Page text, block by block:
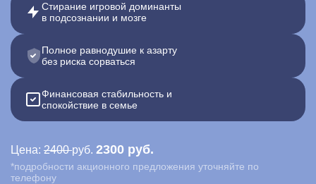
Акции и скидки
Вопрос-ответ
Вызвать врача на дом
Стирание игровой доминанты
в подсознании и мозге
Полное равнодушие к азарту
без риска сорваться
Финансовая стабильность и
спокойствие в семье
Цена: 2400руб. 2300 руб.
*подробности акционного предложения уточняйте по
телефону